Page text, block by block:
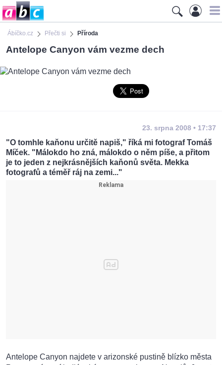
Ábíčko.cz Přečti si Příroda
Antelope Canyon vám vezme dech
23. srpna 2008 • 17:37
"O tomhle kaňonu určitě napiš," říká mi fotograf Tomáš
Míček. "Málokdo ho zná, málokdo o něm píše, a přitom
je to jeden z nejkrásnějších kaňonů světa. Mekka
fotografů a téměř ráj na zemi..."
Antelope Canyon najdete v arizonské pustině blízko města